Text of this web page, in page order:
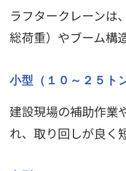
ラフタークレーンは
総荷重）やブーム構
小型（１０～２５ト
建設現場の補助作業
れ、取り回しが良く